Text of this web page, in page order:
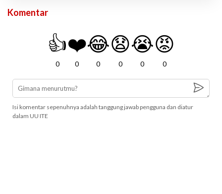
Komentar
👍
0
❤️
0
😂
0
😧
0
😭
0
😡
0
Isi komentar sepenuhnya adalah tanggung jawab pengguna dan diatur
dalam UU ITE